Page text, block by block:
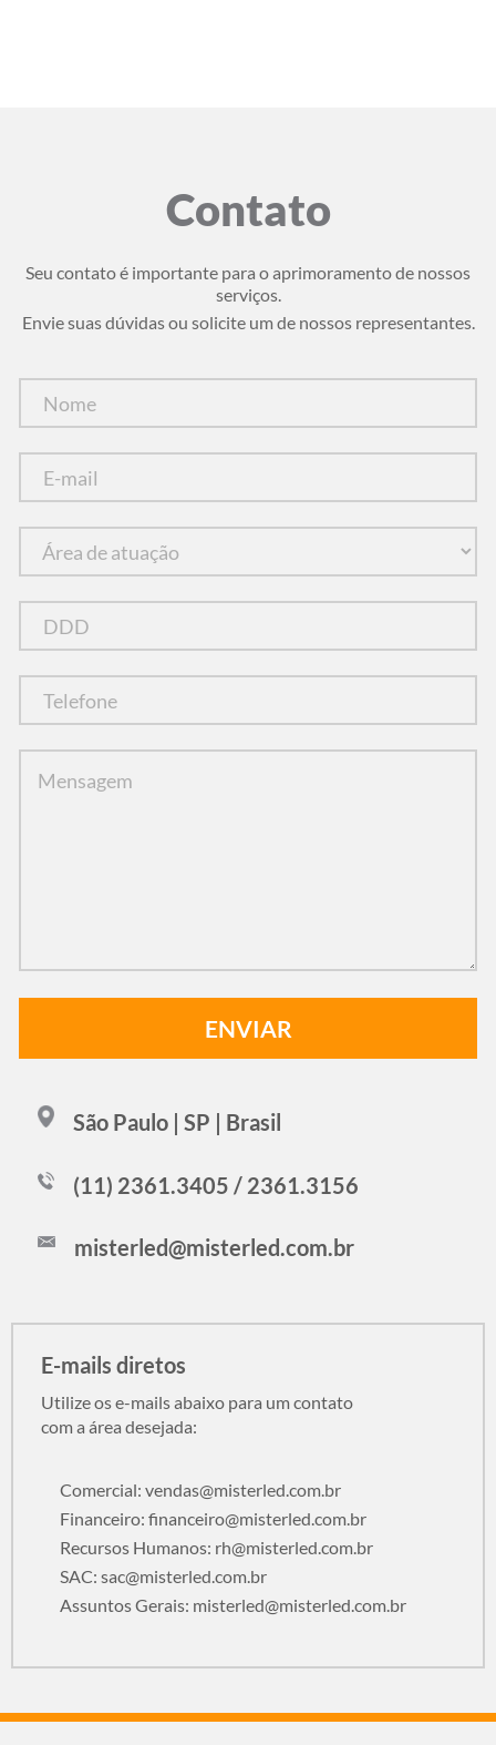
Contato
Seu contato é importante para o aprimoramento de nossos
serviços.
Envie suas dúvidas ou solicite um de nossos representantes.
São Paulo | SP | Brasil
(11) 2361.3405 / 2361.3156
misterled@misterled.com.br
E-mails diretos
Utilize os e-mails abaixo para um contato
com a área desejada:
Comercial: vendas@misterled.com.br
Financeiro: financeiro@misterled.com.br
Recursos Humanos: rh@misterled.com.br
SAC: sac@misterled.com.br
Assuntos Gerais: misterled@misterled.com.br